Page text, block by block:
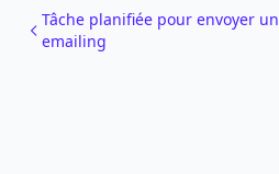
Tâche planifiée pour envoyer un
emailing